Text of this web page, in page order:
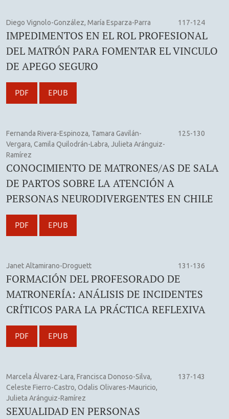
Diego Vignolo-González, María Esparza-Parra 117-124
IMPEDIMENTOS EN EL ROL PROFESIONAL
DEL MATRÓN PARA FOMENTAR EL VINCULO
DE APEGO SEGURO
PDF EPUB
Fernanda Rivera-Espinoza, Tamara Gavilán-
Vergara, Camila Quilodrán-Labra, Julieta Aránguiz-
Ramírez
125-130
CONOCIMIENTO DE MATRONES/AS DE SALA
DE PARTOS SOBRE LA ATENCIÓN A
PERSONAS NEURODIVERGENTES EN CHILE
PDF EPUB
Janet Altamirano-Droguett 131-136
FORMACIÓN DEL PROFESORADO DE
MATRONERÍA: ANÁLISIS DE INCIDENTES
CRÍTICOS PARA LA PRÁCTICA REFLEXIVA
PDF EPUB
Marcela Álvarez-Lara, Francisca Donoso-Silva,
Celeste Fierro-Castro, Odalis Olivares-Mauricio,
Julieta Aránguiz-Ramírez
137-143
SEXUALIDAD EN PERSONAS